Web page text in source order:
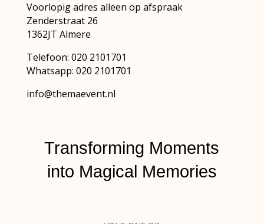
Voorlopig adres alleen op afspraak
Zenderstraat 26
1362JT Almere
Telefoon: 020 2101701
Whatsapp: 020 2101701
info@themaevent.nl
Transforming Moments
into Magical Memories